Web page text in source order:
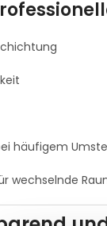
häufigem
wechselnde